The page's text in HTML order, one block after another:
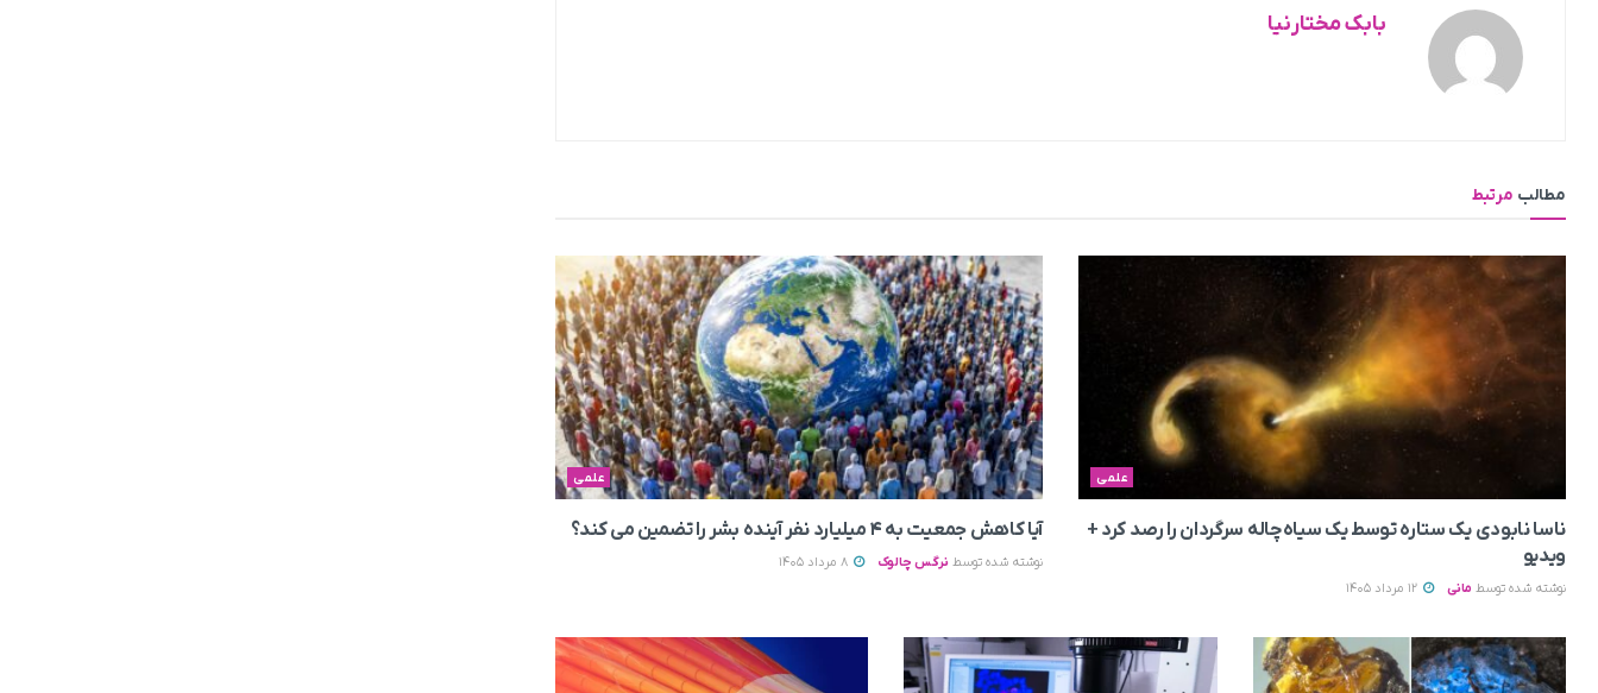
بابک مختارنیا
مطالب مرتبط
علمی
ناسا نابودی یک ستاره توسط یک سیاه‌چاله سرگردان را رصد کرد +
ویدیو
نوشته شده توسط مانی
علمی
آیا کاهش جمعیت به ۴ میلیارد نفر آینده بشر را تضمین می‌ کند؟
نوشته شده توسط نرگس چالوک